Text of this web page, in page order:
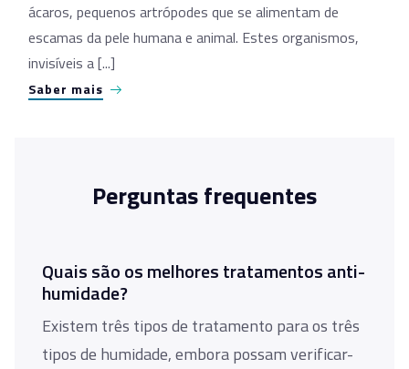
ácaros, pequenos artrópodes que se alimentam de
escamas da pele humana e animal. Estes organismos,
invisíveis a [...]
Saber mais
Perguntas frequentes
Quais são os melhores tratamentos anti-
humidade?
Existem três tipos de tratamento para os três
tipos de humidade, embora possam verificar-